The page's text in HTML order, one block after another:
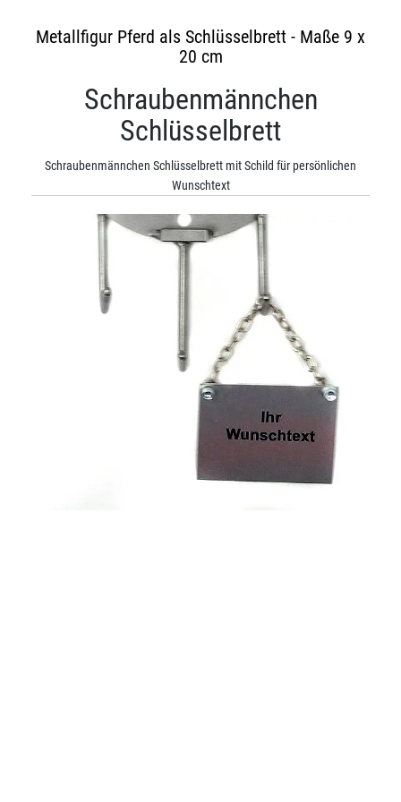
Metallfigur Pferd als Schlüsselbrett - Maße 9 x
20 cm
Schraubenmännchen
Schlüsselbrett
Schraubenmännchen Schlüsselbrett mit Schild für persönlichen
Wunschtext